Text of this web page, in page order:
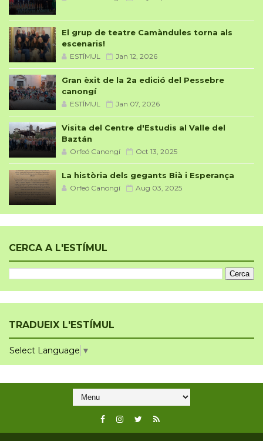
El grup de teatre Camàndules torna als
escenaris!
ESTÍMUL Jan 12, 2026
Gran èxit de la 2a edició del Pessebre
canongí
ESTÍMUL Jan 07, 2026
Visita del Centre d'Estudis al Valle del
Baztán
Orfeó Canongí Oct 13, 2025
La història dels gegants Bià i Esperança
Orfeó Canongí Aug 03, 2025
CERCA A L'ESTÍMUL
TRADUEIX L'ESTÍMUL
Select Language ▼